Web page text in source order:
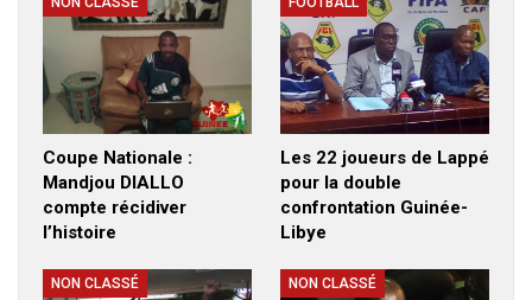
Coupe Nationale :
Mandjou DIALLO
compte récidiver
l’histoire
Les 22 joueurs de Lappé
pour la double
confrontation Guinée-
Libye
NON CLASSÉ NON CLASSÉ